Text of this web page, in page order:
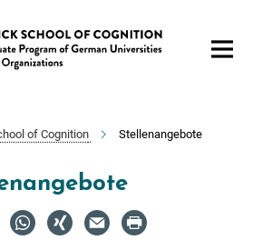
of Cognition Stellenangebote